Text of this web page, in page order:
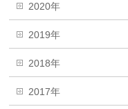
2020年
2019年
2018年
2017年